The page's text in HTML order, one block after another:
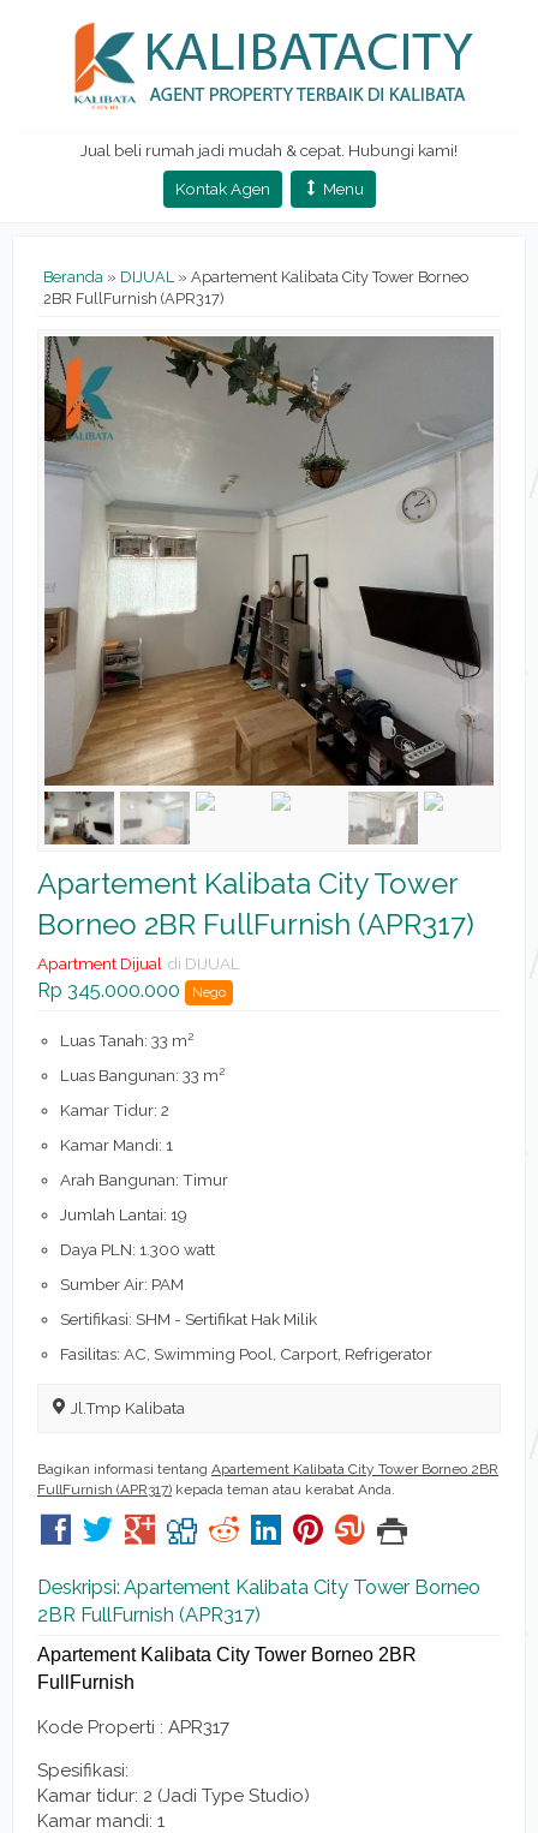
Jual beli rumah jadi mudah & cepat. Hubungi kami!
Kontak Agen
Menu
Beranda » DIJUAL» Apartement Kalibata City Tower Borneo
2BR FullFurnish (APR317)
Apartement Kalibata City Tower
Borneo 2BR FullFurnish (APR317)
Apartment Dijual di DIJUAL
Rp 345.000.000 Nego
Luas Tanah: 33 m2
Luas Bangunan: 33 m2
Kamar Tidur: 2
Kamar Mandi: 1
Arah Bangunan: Timur
Jumlah Lantai: 19
Daya PLN: 1.300 watt
Sumber Air: PAM
Sertifikasi: SHM - Sertifikat Hak Milik
Fasilitas: AC, Swimming Pool, Carport, Refrigerator
Jl.Tmp Kalibata
Bagikan informasi tentang Apartement Kalibata City Tower Borneo 2BR
FullFurnish (APR317) kepada teman atau kerabat Anda.
Deskripsi: Apartement Kalibata City Tower Borneo
2BR FullFurnish (APR317)
Apartement Kalibata City Tower Borneo 2BR
FullFurnish
Kode Properti : APR317
Spesifikasi:
Kamar tidur: 2 (Jadi Type Studio)
Kamar mandi: 1